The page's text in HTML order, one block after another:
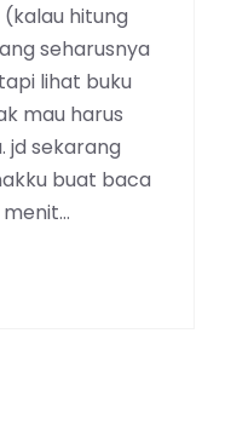
hitung
seharusnya
lihat buku
mau harus
jd sekarang
buat baca